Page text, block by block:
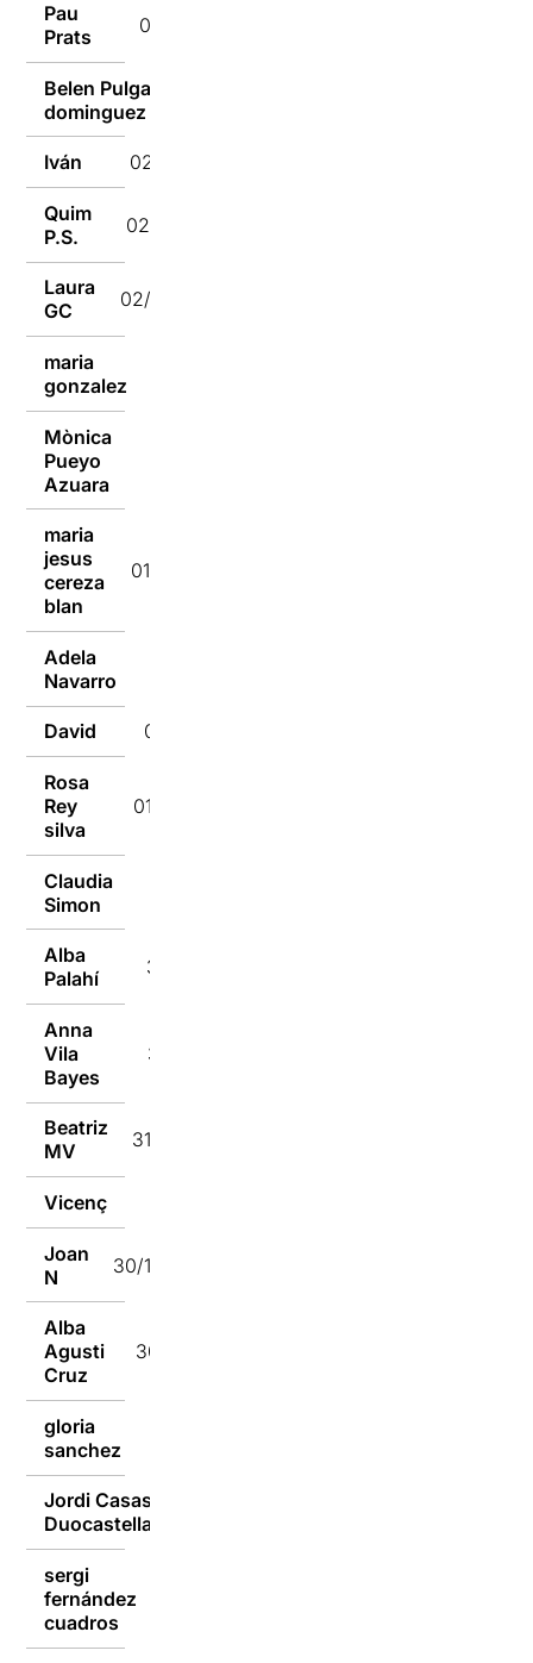
Pau
Prats
03/01/2022
Belen Pulgain
dominguez
Iván 02/01/2022
Quim
P.S.
02/01/2022
Laura
GC
02/01/2022
maria
gonzalez
Mònica
Pueyo
Azuara
maria
jesus
cereza
blan
01/01/2022
Adela
Navarro
David 01/01/2022
Rosa
Rey
silva
01/01/2022
Claudia
Simon
Alba
Palahí
31/12/2021
Anna
Vila
Bayes
31/12/2021
Beatriz
MV
31/12/2021
Vicenç
Joan
N
30/12/2021
Alba
Agusti
Cruz
30/12/2021
gloria
sanchez
Jordi Casas
Duocastella
sergi
fernández
cuadros